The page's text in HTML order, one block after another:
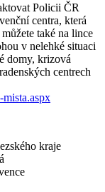
Policii ČR
centra, která
také na lince
v nelehké situaci
domy, krizová
centrech
kraje